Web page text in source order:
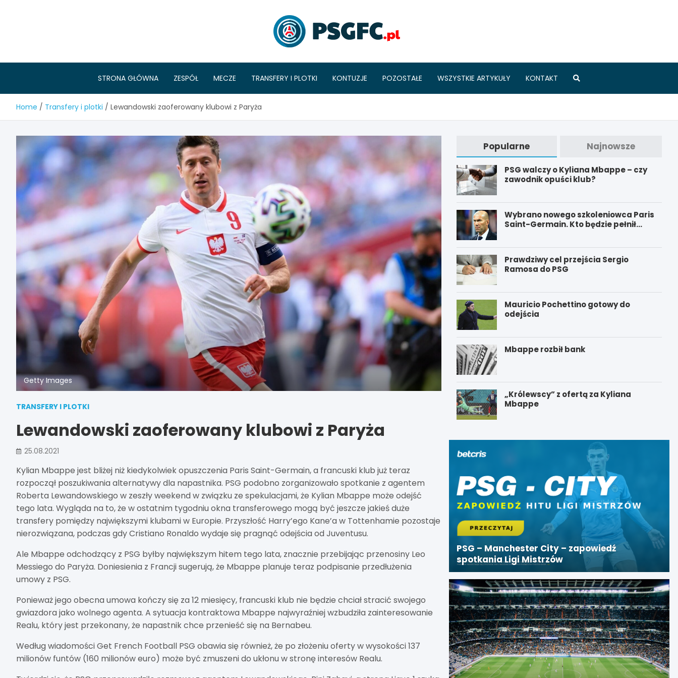
STRONA GŁÓWNA ZESPÓŁ MECZE TRANSFERY I PLOTKI KONTUZJE POZOSTAŁE WSZYSTKIE ARTYKUŁY KONTAKT
Home Transfery i plotki Lewandowski zaoferowany klubowi z Paryża
Getty Images
TRANSFERY I PLOTKI
Lewandowski zaoferowany klubowi z Paryża
25.08.2021
Kylian Mbappe jest bliżej niż kiedykolwiek opuszczenia Paris Saint-Germain, a francuski klub już teraz
rozpoczął poszukiwania alternatywy dla napastnika. PSG podobno zorganizowało spotkanie z agentem
Roberta Lewandowskiego w zeszły weekend w związku ze spekulacjami, że Kylian Mbappe może odejść
tego lata. Wygląda na to, że w ostatnim tygodniu okna transferowego mogą być jeszcze jakieś duże
transfery pomiędzy największymi klubami w Europie. Przyszłość Harry’ego Kane’a w Tottenhamie pozostaje
nierozwiązana, podczas gdy Cristiano Ronaldo wydaje się pragnąć odejścia od Juventusu.
Ale Mbappe odchodzący z PSG byłby największym hitem tego lata, znacznie przebijając przenosiny Leo
Messiego do Paryża. Doniesienia z Francji sugerują, że Mbappe planuje teraz podpisanie przedłużenia
umowy z PSG.
Ponieważ jego obecna umowa kończy się za 12 miesięcy, francuski klub nie będzie chciał stracić swojego
gwiazdora jako wolnego agenta. A sytuacja kontraktowa Mbappe najwyraźniej wzbudziła zainteresowanie
Realu, który jest przekonany, że napastnik chce przenieść się na Bernabeu.
Według wiadomości Get French Football PSG obawia się również, że po złożeniu oferty w wysokości 137
milionów funtów (160 milionów euro) może być zmuszeni do ukłonu w stronę interesów Realu.
Popularne Najnowsze
PSG walczy o Kyliana Mbappe – czy
zawodnik opuści klub?
Wybrano nowego szkoleniowca Paris
Saint-Germain. Kto będzie pełnił
Prawdziwy cel przejścia Sergio
Ramosa do PSG
Mauricio Pochettino gotowy do
odejścia
Mbappe rozbił bank
„Królewscy” z ofertą za Kyliana
Mbappe
PSG – Manchester City – zapowiedź
spotkania Ligi Mistrzów